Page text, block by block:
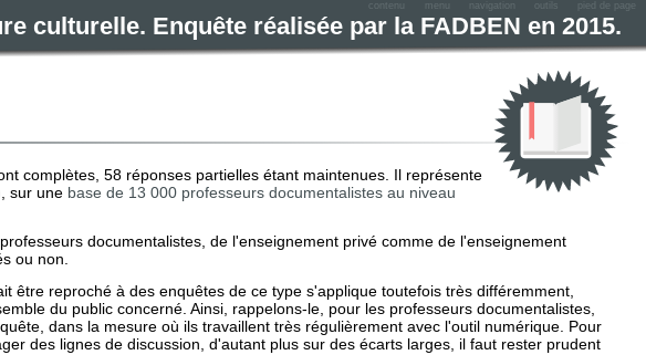
culturelle. Enquête réalisée par la FADBEN en 2015.
contenu menu navigation outils pied de page
complètes, 58 réponses partielles étant maintenues. Il représente
sur une base de 13 000 professeurs documentalistes au niveau
documentalistes, de l'enseignement privé comme de l'enseignement
ou non.
être reproché à des enquêtes de ce type s'applique toutefois très différemment,
du public concerné. Ainsi, rappelons-le, pour les professeurs documentalistes,
dans la mesure où ils travaillent très régulièrement avec l'outil numérique. Pour
des lignes de discussion, d'autant plus sur des écarts larges, il faut rester prudent